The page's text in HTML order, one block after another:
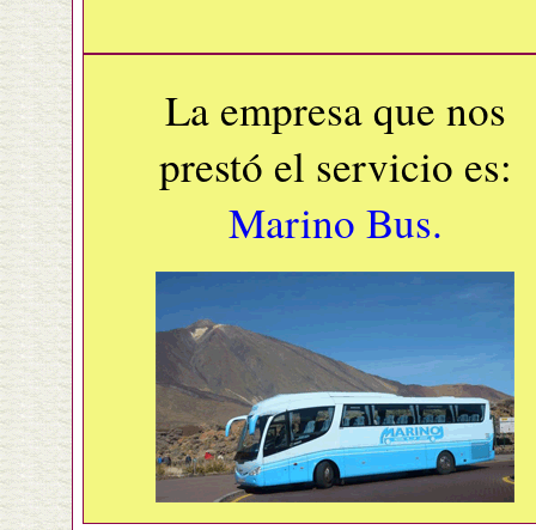
La empresa que nos
prestó el servicio es:
Marino Bus.